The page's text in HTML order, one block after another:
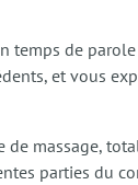
temps de parole
et vous
massage,
parties du